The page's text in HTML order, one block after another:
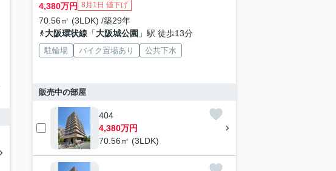
4,380万円 8月1日 値下げ
70.56㎡ (3LDK) /築29年
大阪環状線「大阪城公園 」駅 徒歩13分
駐輪場 バイク置場あり 公共下水
販売中の部屋
404
4,380万円
70.56㎡ (3LDK)